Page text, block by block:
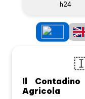
h24
Il
Agricola